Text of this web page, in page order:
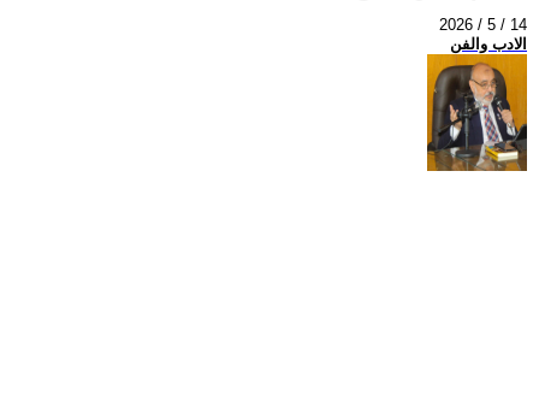
2026 / 5 / 14
الادب والفن